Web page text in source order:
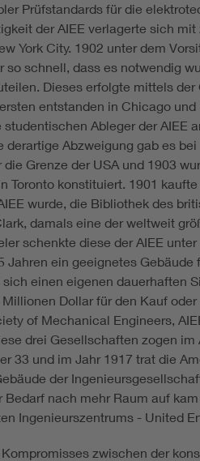
Prüfstandards für die
der AIEE verlagerte sich
York City. 1902 unter dem
so schnell, dass es notwendig
Dieses erfolgte mittels
entstanden in Chicago
Ableger der AIEE
derartige Abzweigung gab es
die Grenze der USA und 1903
Toronto konstituiert. 1901
wurde, die Bibliothek des
damals eine der weltweit
schenkte diese der AIEE
Jahren ein geeignetes
sich einen eigenen dauerhaften
Dollar für den Kauf
of Mechanical Engineers,
drei Gesellschaften zogen
33 und im Jahr 1917 trat die
der
Bedarf nach mehr Raum auf
Ingenieurszentrums - United
zwischen der